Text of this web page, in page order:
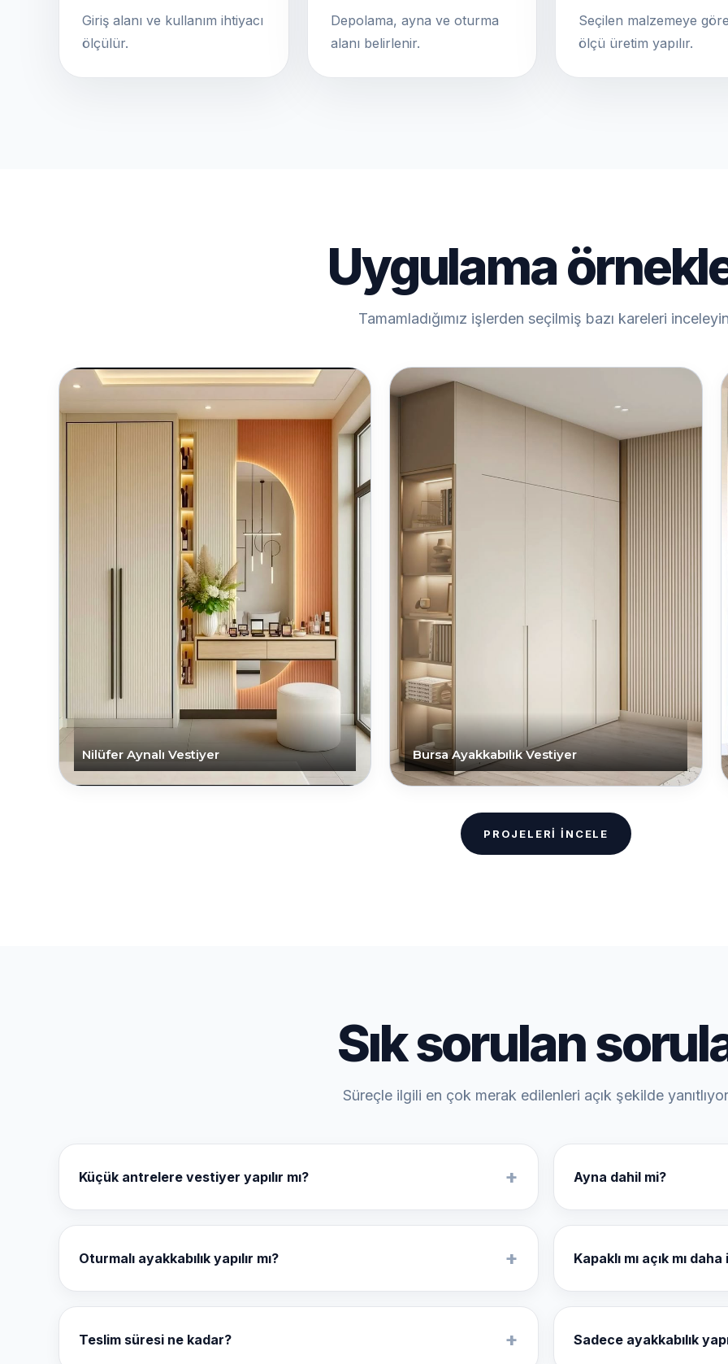
Giriş alanı ve kullanım ihtiyacı
ölçülür.
Depolama, ayna ve oturma
alanı belirlenir.
Seçilen malzemeye
ölçü üretim yapılır.
Uygulama
Tamamladığımız işlerden seçilmiş bazı kareleri
Nilüfer Aynalı Vestiyer Bursa Ayakkabılık Vestiyer
PROJELERI İNCELE
Sık sorulan
Süreçle ilgili en çok merak edilenleri açık şekilde
Küçük antrelere vestiyer yapılır mı? + Ayna dahil mi?
Oturmalı ayakkabılık yapılır mı? + Kapaklı mı açık mı daha
Teslim süresi ne kadar? + Sadece ayakkabılık